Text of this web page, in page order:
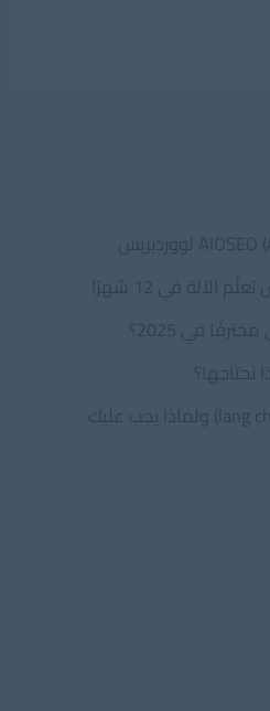
في 12 شهرًا
في 2025؟
نحتاجها؟
ما هي تقنية لانج تشين (lang chain) ولماذا يجب عليك